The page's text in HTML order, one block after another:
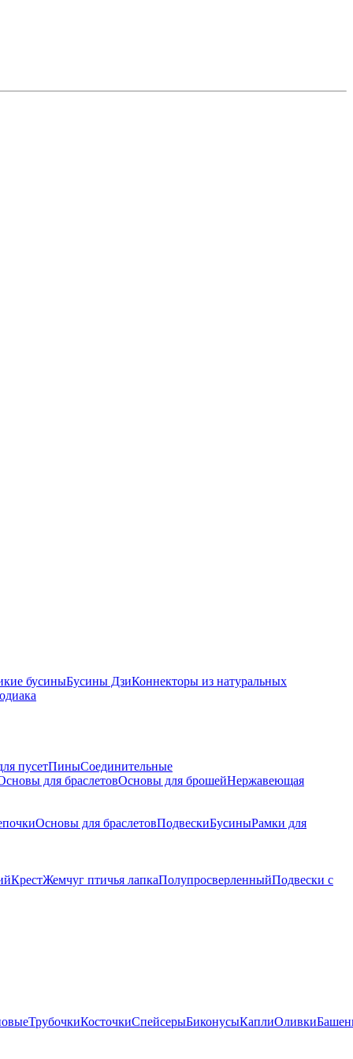
бусиныБусины ДзиКоннекторы из натуральных
пусетПиныСоединительные
для браслетовОсновы для брошейНержавеющая
Основы для браслетовПодвескиБусиныРамки для
КрестЖемчуг птичья лапкаПолупросверленныйПодвески с
ТрубочкиКосточкиСпейсерыБиконусыКаплиОливки